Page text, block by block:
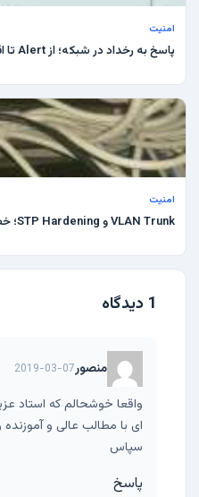
امنیت
پاسخ به رخداد در شبکه؛ از Alert تا اقدام عملی بدون عجله خطرناک
امنیت
VLAN Trunk و STP Hardening؛ خطای ساده‌ای که شبکه را می‌خواباند
1 دیدگاه
منصور2019-03-07
واقعا خوشحالم که استاد
ای با مطالب عالی و آموزنده
سپاس
پاسخ